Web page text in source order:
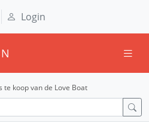
Login
te koop van de Love Boat